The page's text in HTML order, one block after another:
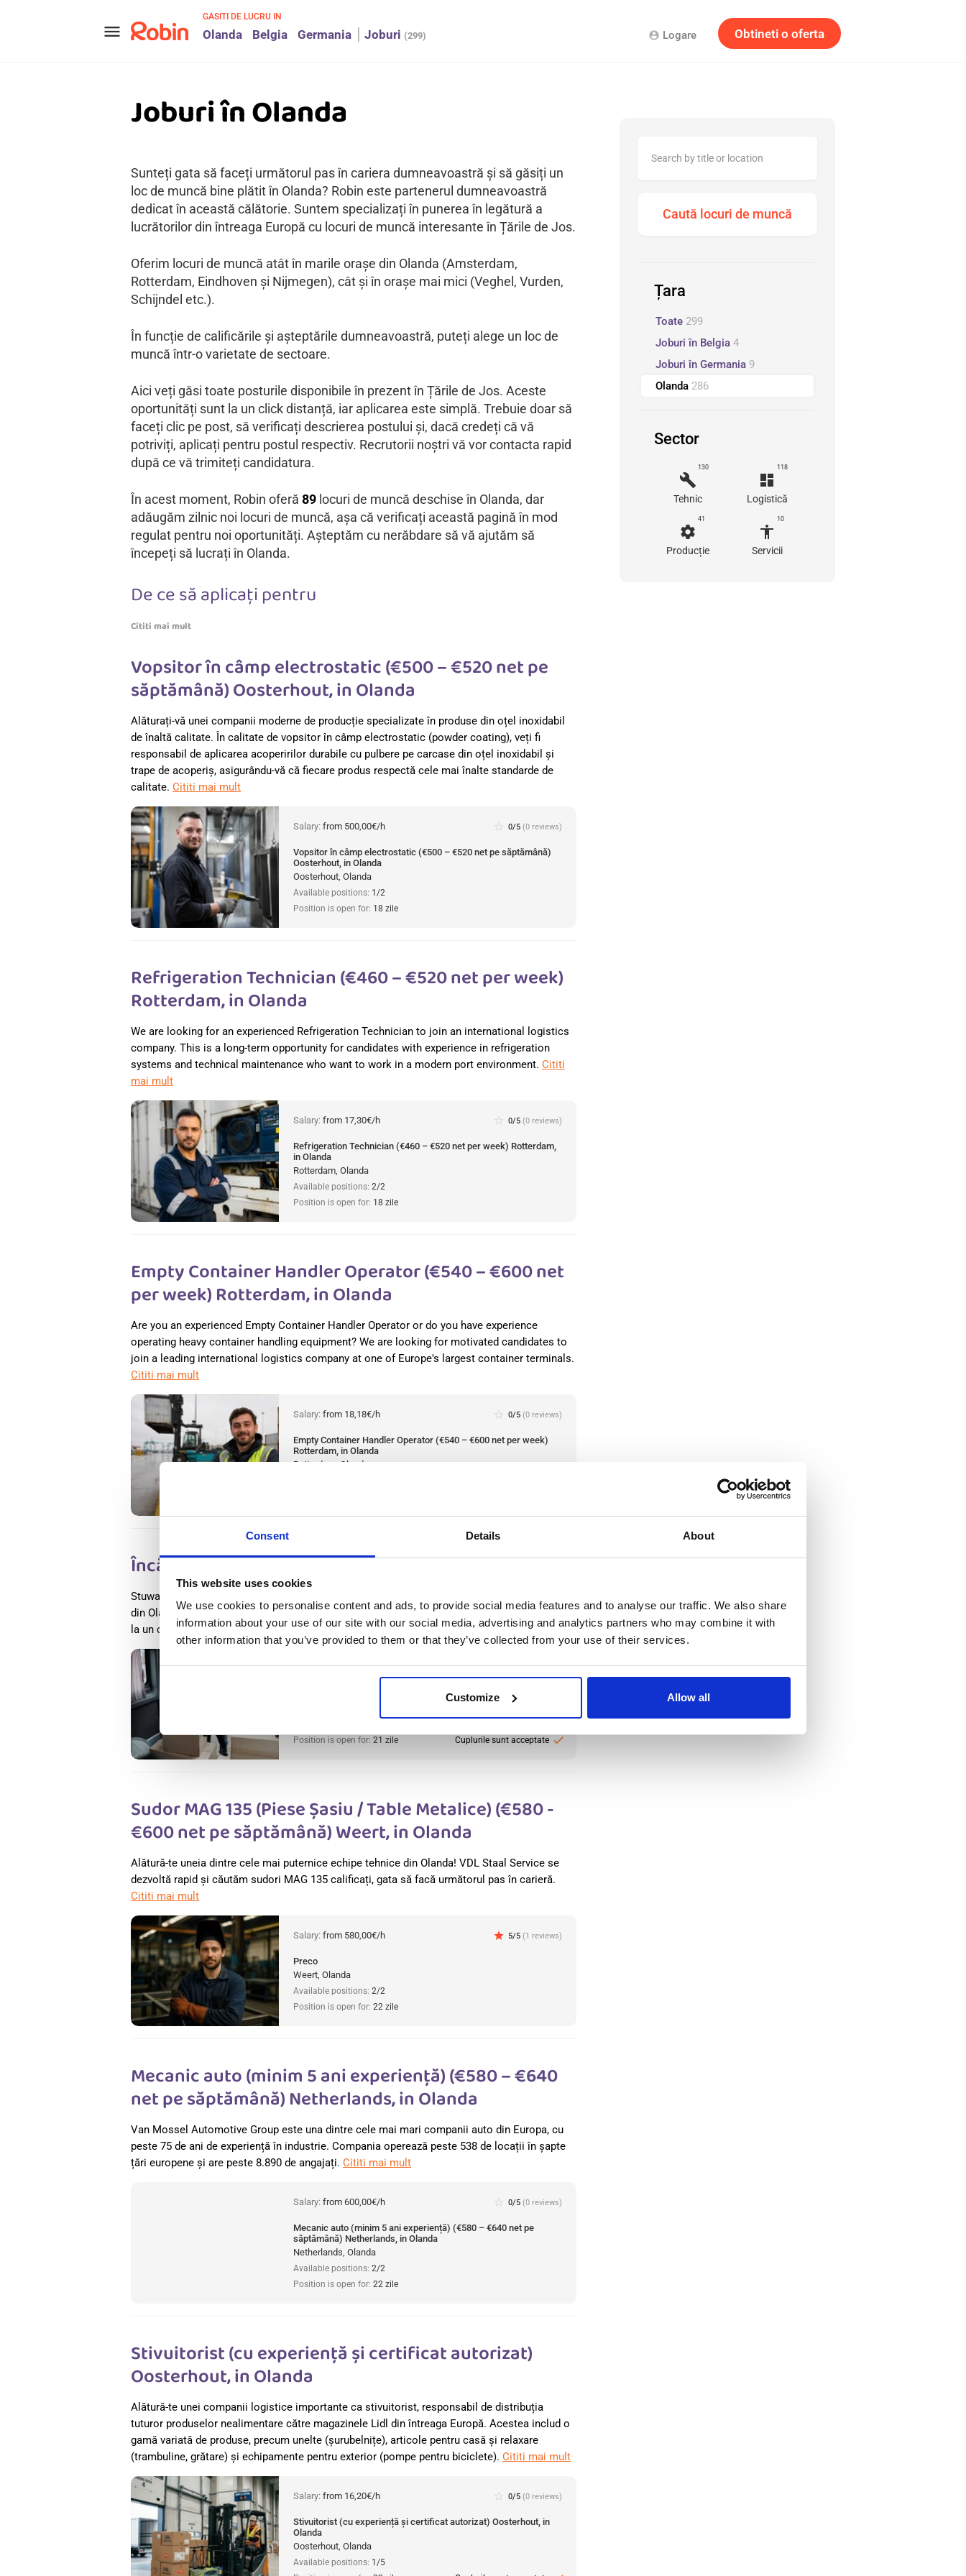
Consent Details About
This website uses cookies
We use cookies to personalise content and ads, to provide social media features and to analyse our traffic. We also share
information about your use of our site with our social media, advertising and analytics partners who may combine it with
other information that you’ve provided to them or that they’ve collected from your use of their services.
Customize Allow all
menu
GASITI DE LUCRU IN
Olanda Belgia Germania Joburi (299) Obtineti o oferta
account_circle Logare
Joburi în Olanda
Sunteți gata să faceți următorul pas în cariera dumneavoastră și să găsiți un
loc de muncă bine plătit în Olanda? Robin este partenerul dumneavoastră
dedicat în această călătorie. Suntem specializați în punerea în legătură a
lucrătorilor din întreaga Europă cu locuri de muncă interesante în Țările de Jos.
Oferim locuri de muncă atât în marile orașe din Olanda (Amsterdam,
Rotterdam, Eindhoven și Nijmegen), cât și în orașe mai mici (Veghel, Vurden,
Schijndel etc.).
În funcție de calificările și așteptările dumneavoastră, puteți alege un loc de
muncă într-o varietate de sectoare.
Aici veți găsi toate posturile disponibile în prezent în Țările de Jos. Aceste
oportunități sunt la un click distanță, iar aplicarea este simplă. Trebuie doar să
faceți clic pe post, să verificați descrierea postului și, dacă credeți că vă
potriviți, aplicați pentru postul respectiv. Recrutorii noștri vă vor contacta rapid
după ce vă trimiteți candidatura.
În acest moment, Robin oferă 89 locuri de muncă deschise în Olanda, dar
adăugăm zilnic noi locuri de muncă, așa că verificați această pagină în mod
regulat pentru noi oportunități. Așteptăm cu nerăbdare să vă ajutăm să
începeți să lucrați în Olanda.
De ce să aplicați pentru
Cititi mai mult
Vopsitor în câmp electrostatic (€500 – €520 net pe
săptămână) Oosterhout, in Olanda
Alăturați-vă unei companii moderne de producție specializate în produse din oțel inoxidabil
de înaltă calitate. În calitate de vopsitor în câmp electrostatic (powder coating), veți fi
responsabil de aplicarea acoperirilor durabile cu pulbere pe carcase din oțel inoxidabil și
trape de acoperiș, asigurându-vă că fiecare produs respectă cele mai înalte standarde de
calitate. Cititi mai mult
Salary: from 500,00€/h star_border 0/5 (0 reviews)
Vopsitor în câmp electrostatic (€500 – €520 net pe săptămână)
Oosterhout, in Olanda
Oosterhout, Olanda
Available positions: 1/2
Position is open for: 18 zile
Refrigeration Technician (€460 – €520 net per week)
Rotterdam, in Olanda
We are looking for an experienced Refrigeration Technician to join an international logistics
company. This is a long-term opportunity for candidates with experience in refrigeration
systems and technical maintenance who want to work in a modern port environment. Cititi
mai mult
Salary: from 17,30€/h star_border 0/5 (0 reviews)
Refrigeration Technician (€460 – €520 net per week) Rotterdam,
in Olanda
Rotterdam, Olanda
Available positions: 2/2
Position is open for: 18 zile
Empty Container Handler Operator (€540 – €600 net
per week) Rotterdam, in Olanda
Are you an experienced Empty Container Handler Operator or do you have experience
operating heavy container handling equipment? We are looking for motivated candidates to
join a leading international logistics company at one of Europe's largest container terminals.
Cititi mai mult
Salary: from 18,18€/h star_border 0/5 (0 reviews)
Empty Container Handler Operator (€540 – €600 net per week)
Rotterdam, in Olanda
Rotterdam, Olanda
Încărcător containere Netherlands, in Olanda
Stuwarooij oferă servicii de încărcare și descărcare containere pentru peste 100 de depozite
din Olanda. Angajații își schimbă locul de muncă (depozitul) după ce activitatea de încărcare
la un client este finalizată.Cititi mai mult
Salary:from 15,27€/h star_border 0/5(0 reviews)
Position is open for: 21 zile Cuplurile sunt acceptate check
Sudor MAG 135 (Piese Șasiu / Table Metalice) (€580 -
€600 net pe săptămână) Weert, in Olanda
Alătură-te uneia dintre cele mai puternice echipe tehnice din Olanda! VDL Staal Service se
dezvoltă rapid și căutăm sudori MAG 135 calificați, gata să facă următorul pas în carieră.
Cititi mai mult
Salary: from 580,00€/h star 5/5 (1 reviews)
Preco
Weert, Olanda
Available positions: 2/2
Position is open for: 22 zile
Mecanic auto (minim 5 ani experiență) (€580 – €640
net pe săptămână) Netherlands, in Olanda
Van Mossel Automotive Group este una dintre cele mai mari companii auto din Europa, cu
peste 75 de ani de experiență în industrie. Compania operează peste 538 de locații în șapte
țări europene și are peste 8.890 de angajați. Cititi mai mult
Salary: from 600,00€/h star_border 0/5 (0 reviews)
Mecanic auto (minim 5 ani experiență) (€580 – €640 net pe
săptămână) Netherlands, in Olanda
Netherlands, Olanda
Available positions: 2/2
Position is open for: 22 zile
Stivuitorist (cu experiență și certificat autorizat)
Oosterhout, in Olanda
Alătură-te unei companii logistice importante ca stivuitorist, responsabil de distribuția
tuturor produselor nealimentare către magazinele Lidl din întreaga Europă. Acestea includ o
gamă variată de produse, precum unelte (șurubelnițe), articole pentru casă și relaxare
(trambuline, grătare) și echipamente pentru exterior (pompe pentru biciclete). Cititi mai mult
Salary: from 16,20€/h star_border 0/5 (0 reviews)
Stivuitorist (cu experiență și certificat autorizat) Oosterhout, in
Olanda
Oosterhout, Olanda
Available positions: 1/5
Țara
Toate 299
Joburi în Belgia 4
Joburi în Germania 9
Olanda 286
Sector
130
build
Tehnic
118
dashboard
Logistică
41
settings
Producție
10
accessibility
Servicii